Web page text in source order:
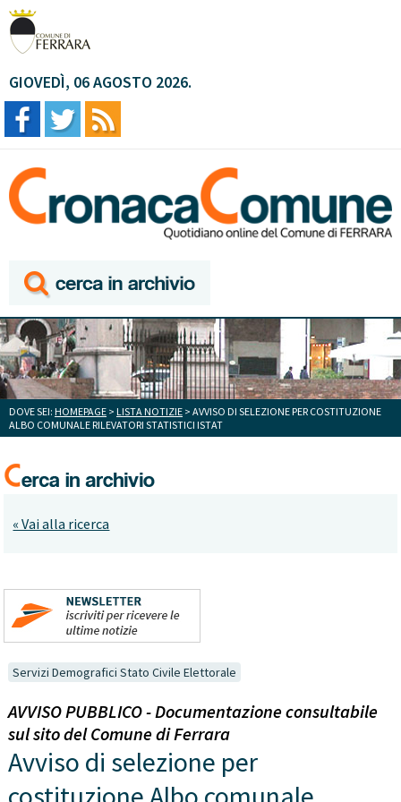
GIOVEDÌ, 06 AGOSTO 2026.
DOVE SEI: HOMEPAGE > LISTA NOTIZIE > AVVISO DI SELEZIONE PER COSTITUZIONE
ALBO COMUNALE RILEVATORI STATISTICI ISTAT
« Vai alla ricerca
Servizi Demografici Stato Civile Elettorale
AVVISO PUBBLICO - Documentazione consultabile
sul sito del Comune di Ferrara
Avviso di selezione per